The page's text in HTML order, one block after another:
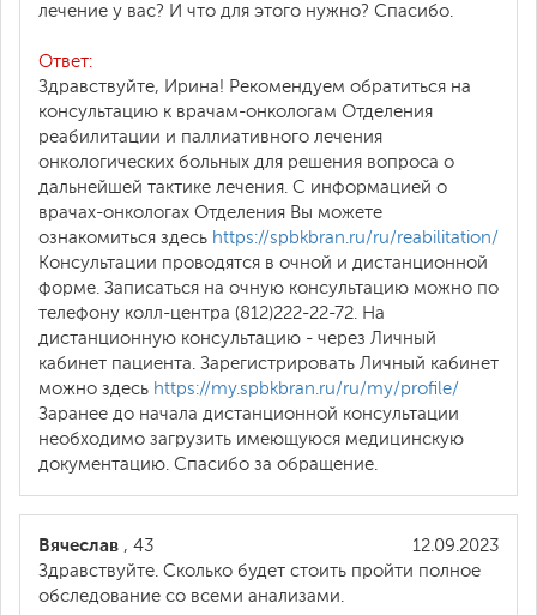
лечение у вас? И что для этого нужно? Спасибо.
Ответ:
Здравствуйте, Ирина! Рекомендуем обратиться на
консультацию к врачам-онкологам Отделения
реабилитации и паллиативного лечения
онкологических больных для решения вопроса о
дальнейшей тактике лечения. С информацией о
врачах-онкологах Отделения Вы можете
ознакомиться здесь https://spbkbran.ru/ru/reabilitation/
Консультации проводятся в очной и дистанционной
форме. Записаться на очную консультацию можно по
телефону колл-центра (812)222-22-72. На
дистанционную консультацию - через Личный
кабинет пациента. Зарегистрировать Личный кабинет
можно здесь https://my.spbkbran.ru/ru/my/profile/
Заранее до начала дистанционной консультации
необходимо загрузить имеющуюся медицинскую
документацию. Спасибо за обращение.
12.09.2023
Вячеслав , 43
Здравствуйте. Сколько будет стоить пройти полное
обследование со всеми анализами.